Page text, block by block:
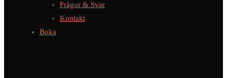
Frågor & Svar
Kontakt
Boka